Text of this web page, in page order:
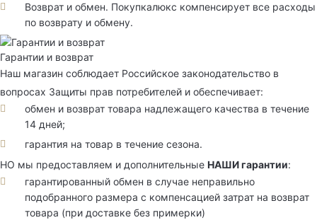
Возврат и обмен. Покупкалюкс компенсирует все расходы
по возврату и обмену.
Гарантии и возврат
Наш магазин соблюдает Российское законодательство в
вопросах Защиты прав потребителей и обеспечивает:
обмен и возврат товара надлежащего качества в течение
14 дней;
гарантия на товар в течение сезона.
НО мы предоставляем и дополнительные НАШИ гарантии:
гарантированный обмен в случае неправильно
подобранного размера с компенсацией затрат на возврат
товара (при доставке без примерки)